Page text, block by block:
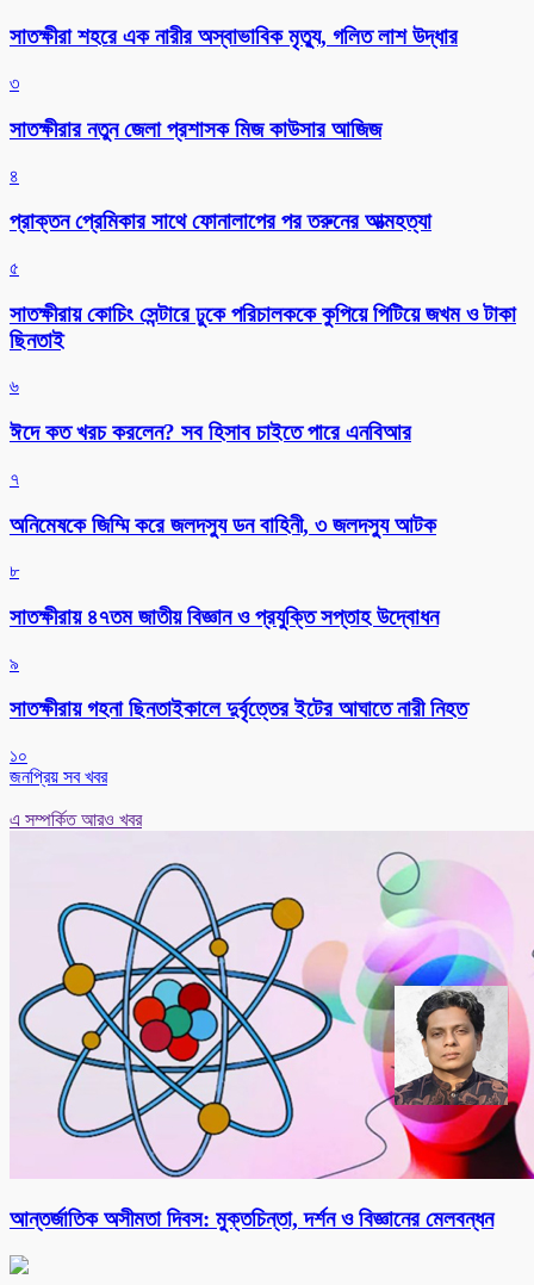
সাতক্ষীরা শহরে এক নারীর অস্বাভাবিক মৃত্যু, গলিত লাশ উদ্ধার
৩
সাতক্ষীরার নতুন জেলা প্রশাসক মিজ কাউসার আজিজ
৪
প্রাক্তন প্রেমিকার সাথে ফোনালাপের পর তরুনের আত্মহত্যা
৫
সাতক্ষীরায় কোচিং সেন্টারে ঢুকে পরিচালককে কুপিয়ে পিটিয়ে জখম ও টাকা
ছিনতাই
৬
ঈদে কত খরচ করলেন? সব হিসাব চাইতে পারে এনবিআর
৭
অনিমেষকে জিম্মি করে জলদস্যু ডন বাহিনী, ৩ জলদস্যু আটক
৮
সাতক্ষীরায় ৪৭তম জাতীয় বিজ্ঞান ও প্রযুক্তি সপ্তাহ উদ্বোধন
৯
সাতক্ষীরায় গহনা ছিনতাইকালে দুর্বৃত্তের ইটের আঘাতে নারী নিহত
১০
জনপ্রিয় সব খবর
এ সম্পর্কিত আরও খবর
আন্তর্জাতিক অসীমতা দিবস: মুক্তচিন্তা, দর্শন ও বিজ্ঞানের মেলবন্ধন